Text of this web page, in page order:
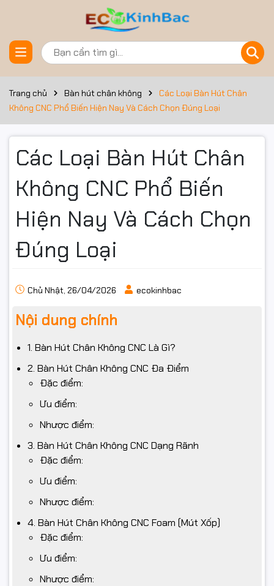
Trang chủ Bàn hút chân không
Các Loại Bàn Hút Chân
Không CNC Phổ Biến Hiện Nay Và Cách Chọn Đúng Loại
Các Loại Bàn Hút Chân
Không CNC Phổ Biến
Hiện Nay Và Cách Chọn
Đúng Loại
Chủ Nhật, 26/04/2026 ecokinhbac
Nội dung chính
1. Bàn Hút Chân Không CNC Là Gì?
2. Bàn Hút Chân Không CNC Đa Điểm
Đặc điểm:
Ưu điểm:
Nhược điểm:
3. Bàn Hút Chân Không CNC Dạng Rãnh
Đặc điểm:
Ưu điểm:
Nhược điểm:
4. Bàn Hút Chân Không CNC Foam (Mút Xốp)
Đặc điểm:
Ưu điểm:
Nhược điểm: